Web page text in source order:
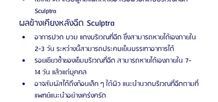
Sculptra
ผลข้างเคียงหลังฉีด Sculptra
อาการปวด บวม แดงบริเวณที่ฉีด ซึ่งสามารถหายได้เองภายใน
2-3 วัน ระหว่างนี้สามารถประคบเย็นบรรเทาอาการได้
รอยเขียวช้ำของเข็มบริเวณที่ฉีด สามารถหายได้เองภายใน 7-
14 วัน แล้วแต่บุคคล
อาจสัมผัสได้ถึงก้อนเล็ก ๆ ใต้ผิว แนะนำนวดบริเวณที่ฉีดตามที่
แพทย์แนะนำอย่างเคร่งครัด